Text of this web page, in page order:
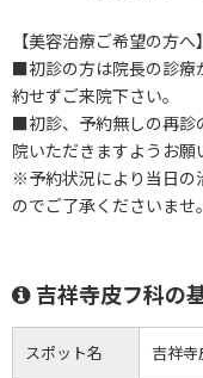
【美容治療ご希望の方へ】
■初診の方は院長の診療
約せずご来院下さい。
■初診、予約無しの再診
院いただきますようお願
※予約状況により当日の
のでご了承くださいませ。
吉祥寺皮フ科の
スポット名 吉祥寺